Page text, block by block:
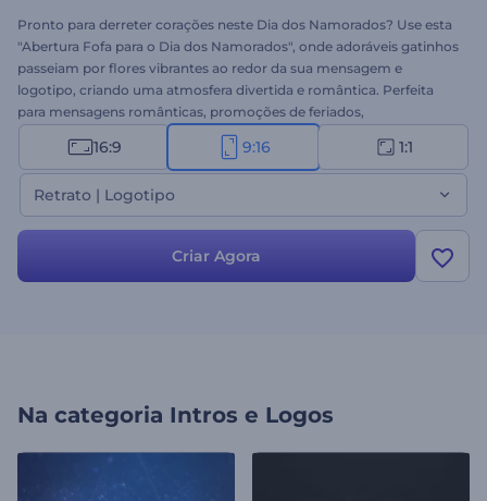
Pronto para derreter corações neste Dia dos Namorados? Use esta
"Abertura Fofa para o Dia dos Namorados", onde adoráveis gatinhos
passeiam por flores vibrantes ao redor da sua mensagem e
logotipo, criando uma atmosfera divertida e romântica. Perfeita
para mensagens românticas, promoções de feriados,
cumprimentos, posts em redes sociais e muito mais. Escolha entre
as versões com logotipo e foto e personalize adicionando seu
logotipo, foto, mensagem e música de fundo. Crie agora e espalhe
amor!
16:9 9:16 1:1
Retrato | Logotipo
Criar Agora
Na categoria Intros e Logos